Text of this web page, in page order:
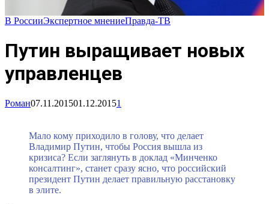
В РоссииЭкспертное мнениеПравда-ТВ
Путин выращивает новых
управленцев
Роман07.11.201501.12.20151
Мало кому приходило в голову, что делает
Владимир Путин, чтобы Россия вышла из
кризиса? Если заглянуть в доклад «Минченко
консалтинг», станет сразу ясно, что российский
президент Путин делает правильную расстановку
в элите.